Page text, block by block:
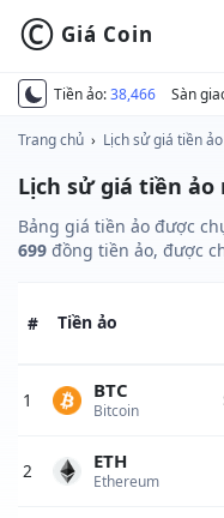
Tiền ảo:38,466 Sàn
© Giá Coin
Trang chủ › Lịch sử giá tiền ảo
Lịch sử giá tiền ảo
Bảng giá tiền ảo được
699 đồng tiền ảo, được
# Tiền ảo
1 Bitcoin
BTC
2 Ethereum
ETH